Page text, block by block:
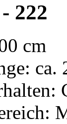
222
cm
ca.